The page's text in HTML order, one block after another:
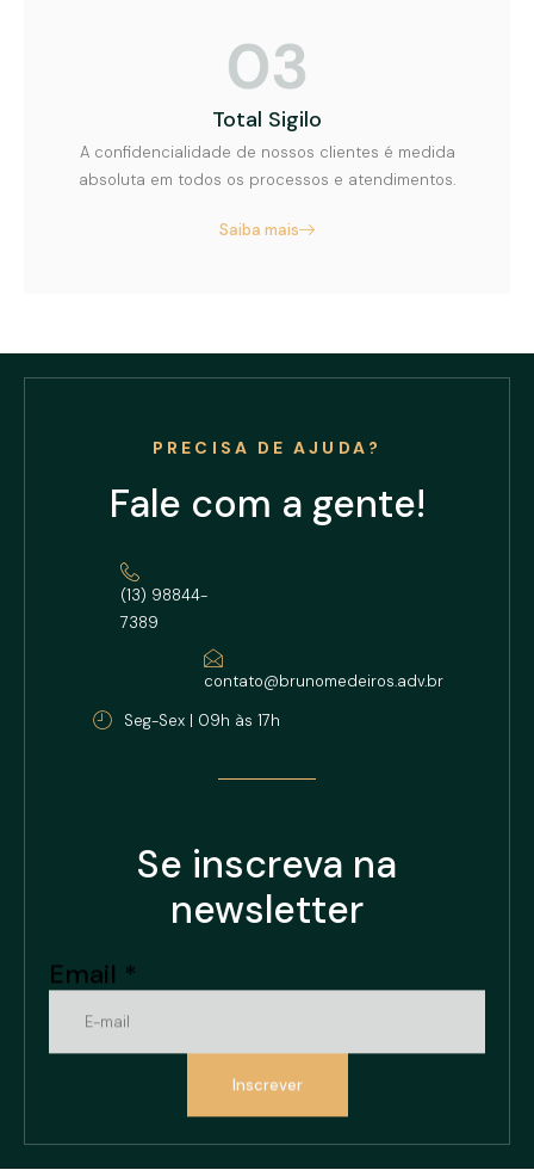
Total Sigilo
A confidencialidade de nossos clientes é medida
absoluta em todos os processos e atendimentos.
Saiba mais
PRECISA DE AJUDA?
Fale com a gente!
(13) 98844-
7389
contato@brunomedeiros.adv.br
Seg-Sex | 09h às 17h
Se inscreva na
newsletter
Email
Email *
Inscrever